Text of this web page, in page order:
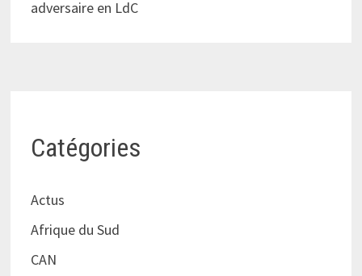
adversaire en LdC
Catégories
Actus
Afrique du Sud
CAN